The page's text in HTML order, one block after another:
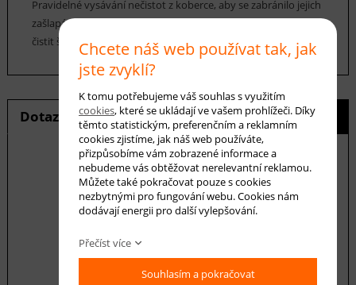
Pravidelné vysávání nečistot z koberce, aby se zabránilo jejich
zašlapání do koberce.Cca jednou za 12-18 měsíců je možné
čistit šamponováním.
Dotaz na produkt Hlídání ceny
E-mail *
Váš dotaz
Chcete náš web používat tak, jak
jste zvyklí?
K tomu potřebujeme váš souhlas s využitím
cookies, které se ukládají ve vašem prohlížeči. Díky
těmto statistickým, preferenčním a reklamním
cookies zjistíme, jak náš web používáte,
přizpůsobíme vám zobrazené informace a
nebudeme vás obtěžovat nerelevantní reklamou.
Můžete také pokračovat pouze s cookies
nezbytnými pro fungování webu. Cookies nám
dodávají energii pro další vylepšování.
Přečíst více
Souhlasím a pokračovat